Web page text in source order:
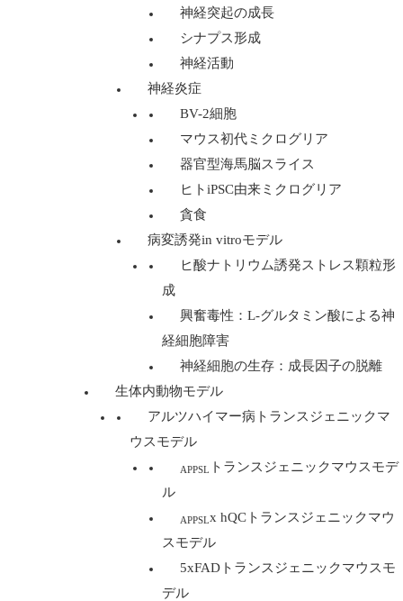
神経突起の成長
シナプス形成
神経活動
神経炎症
BV-2細胞
マウス初代ミクログリア
器官型海馬脳スライス
ヒトiPSC由来ミクログリア
貪食
病変誘発in vitroモデル
ヒ酸ナトリウム誘発ストレス顆粒形
成
興奮毒性：L-グルタミン酸による神
経細胞障害
神経細胞の生存：成長因子の脱離
生体内動物モデル
アルツハイマー病トランスジェニックマ
ウスモデル
APPSL トランスジェニックマウスモデ
ル
APPSLx hQCトランスジェニックマウ
スモデル
5xFADトランスジェニックマウスモ
デル